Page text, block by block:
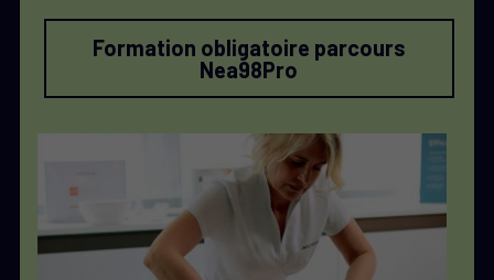
Formation obligatoire parcours
Nea98Pro